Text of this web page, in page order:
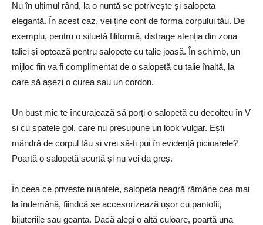
Nu în ultimul rând, la o nuntă se potrivește și salopeta
elegantă. În acest caz, vei ține cont de forma corpului tău. De
exemplu, pentru o siluetă filiformă, distrage atenția din zona
taliei și optează pentru salopete cu talie joasă. În schimb, un
mijloc fin va fi complimentat de o salopetă cu talie înaltă, la
care să așezi o curea sau un cordon.
Un bust mic te încurajează să porți o salopetă cu decolteu în V
și cu spatele gol, care nu presupune un look vulgar. Ești
mândră de corpul tău și vrei să-ți pui în evidență picioarele?
Poartă o salopetă scurtă și nu vei da greș.
În ceea ce privește nuanțele, salopeta neagră rămâne cea mai
la îndemână, fiindcă se accesorizează ușor cu pantofii,
bijuteriile sau geanta. Dacă alegi o altă culoare, poartă una